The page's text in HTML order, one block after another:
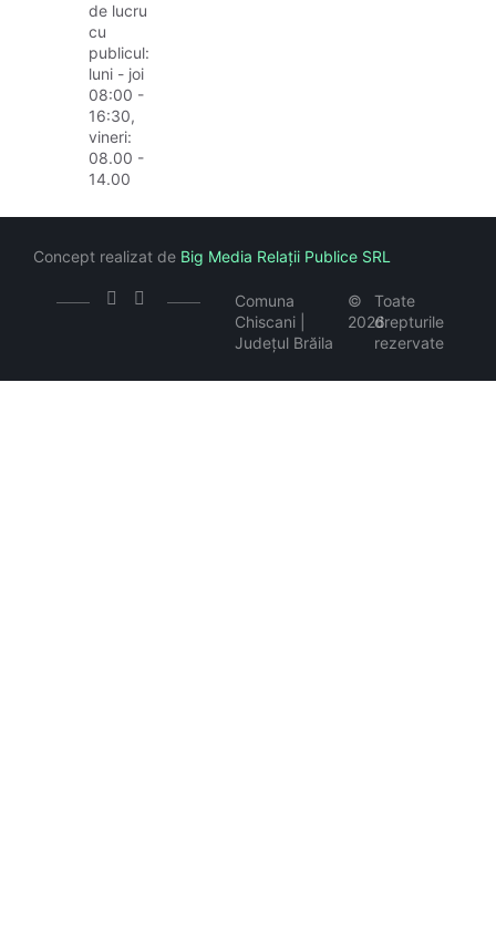
de lucru
cu
publicul:
luni - joi
08:00 -
16:30,
vineri:
08.00 -
14.00
Comuna
Chiscani |
Județul Brăila
©
2026
Toate
drepturile
rezervate
Concept realizat de Big Media Relații Publice SRL